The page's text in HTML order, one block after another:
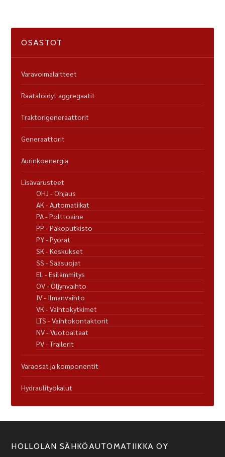
OSASTOT
Varavoimalaitteet
Räätälöidyt aggregaatit
Traktorigeneraattorit
Generaattorit
Aurinkoenergia
Lisävarusteet
OHJ - Ohjaus
AK - Automatiikat
PA - Polttoaine
PP - Pakoputkisto
PY - Pyörät
SK - Keskukset
SS - Sääsuojat
EL - Esilämmitys
OV - Öljynvaihto
IV - Ilmanvaihto
VK - Vaihtokytkimet
LTS - Vaihtokontaktorit
NV - Vuotoaltaat
PV - Trailerit
Varaosat ja komponentit
Hydraulityökalut
HOLLOLAN SÄHKÖAUTOMATIIKKA OY